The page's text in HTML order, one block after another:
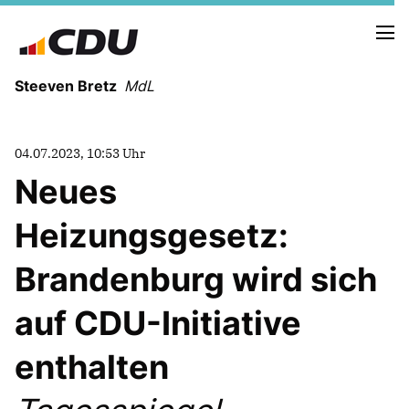
Steeven Bretz MdL
VITA
WAHLKREISBESUCHE
PRESSEFOTOS
MEIN BÜRGERBÜRO
Redebeiträge
04.07.2023, 10:53 Uhr
Neues
Heizungsgesetz:
Brandenburg wird sich
auf CDU-Initiative
enthalten